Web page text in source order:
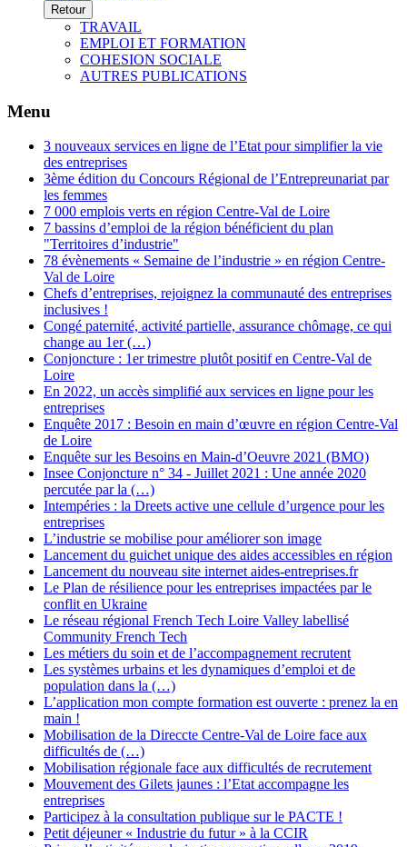
Retour
TRAVAIL
EMPLOI ET FORMATION
COHESION SOCIALE
AUTRES PUBLICATIONS
Menu
3 nouveaux services en ligne de l’Etat pour simplifier la vie
des entreprises
3ème édition du Concours Régional de l’Entrepreunariat par
les femmes
7 000 emplois verts en région Centre-Val de Loire
7 bassins d’emploi de la région bénéficient du plan
"Territoires d’industrie"
78 évènements « Semaine de l’industrie » en région Centre-
Val de Loire
Chefs d’entreprises, rejoignez la communauté des entreprises
inclusives !
Congé paternité, activité partielle, assurance chômage, ce qui
change au 1er (…)
Conjoncture : 1er trimestre plutôt positif en Centre-Val de
Loire
En 2022, un accès simplifié aux services en ligne pour les
entreprises
Enquête 2017 : Besoin en main d’œuvre en région Centre-Val
de Loire
Enquête sur les Besoins en Main-d’Oeuvre 2021 (BMO)
Insee Conjoncture n° 34 - Juillet 2021 : Une année 2020
percutée par la (…)
Intempéries : la Dreets active une cellule d’urgence pour les
entreprises
L’industrie se mobilise pour améliorer son image
Lancement du guichet unique des aides accessibles en région
Lancement du nouveau site internet aides-entreprises.fr
Le Plan de résilience pour les entreprises impactées par le
conflit en Ukraine
Le réseau régional French Tech Loire Valley labellisé
Community French Tech
Les métiers du soin et de l’accompagnement recrutent
Les systèmes urbains et les dynamiques d’emploi et de
population dans la (…)
L’application mon compte formation est ouverte : prenez la en
main !
Mobilisation de la Direccte Centre-Val de Loire face aux
difficultés de (…)
Mobilisation régionale face aux difficultés de recrutement
Mouvement des Gilets jaunes : l’Etat accompagne les
entreprises
Participez à la consultation publique sur le PACTE !
Petit déjeuner « Industrie du futur » à la CCIR